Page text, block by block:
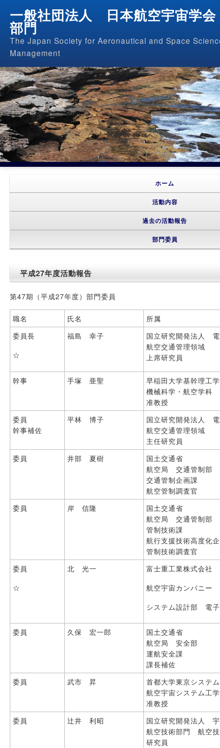
一般社団法人 日本航空宇宙学
部門
The Japan Society for Aeronautical and Space
Management
ホーム
活動内容
過去の活動報告
部門委員
平成27年度活動報告
第47期（平成27年度）部門委員
職名 氏名
所属
委員長
☆
福島 幸子
国立研究開発法人
航空交通管理領域
上席研究員
幹事 手塚 亜聖
早稲田大学基幹理工
機械科学・航空学科
准教授
委員
幹事補佐
平林 博子
国立研究開発法人
航空交通管理領域
主任研究員
委員
井部 夏樹
国土交通省
航空局 交通管制部
交通管制企画課
航空管制調査官
委員
岸 信隆
国土交通省
航空局 交通管制部
管制技術課
航行支援技術高度化
管制技術調査官
委員
☆
北 光一
富士重工業株式会社
航空宇宙カンパニー
システム設計部 電
委員 久保 宏一郎
国土交通省
航空局 安全部
運航安全課
課長補佐
委員
武市 昇
首都大学東京システ
航空宇宙システム工
准教授
委員
辻井 利昭
国立研究開発法人
航空技術部門 航空
研究員